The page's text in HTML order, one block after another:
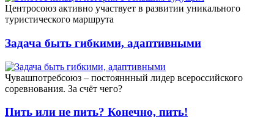
Центросоюз активно участвует в развитии уникального
туристического маршрута
Задача быть гибкими, адаптивными
Чувашпотребсоюз – постояннный лидер всероссийского
соревнования. За счёт чего?
Пить или не пить? Конечно, пить!